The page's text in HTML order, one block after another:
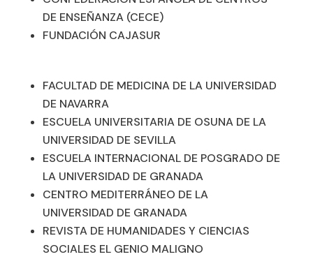
DE ENSEÑANZA (CECE)
FUNDACIÓN CAJASUR
FACULTAD DE MEDICINA DE LA UNIVERSIDAD
DE NAVARRA
ESCUELA UNIVERSITARIA DE OSUNA DE LA
UNIVERSIDAD DE SEVILLA
ESCUELA INTERNACIONAL DE POSGRADO DE
LA UNIVERSIDAD DE GRANADA
CENTRO MEDITERRÁNEO DE LA
UNIVERSIDAD DE GRANADA
REVISTA DE HUMANIDADES Y CIENCIAS
SOCIALES EL GENIO MALIGNO